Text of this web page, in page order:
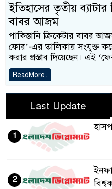
ইতিহাসের তৃতীয় ব্যাটার
বাবর আজম
পাকিস্তানি ক্রিকেটার বাবর
ফোর’-এর তালিকায় সংযুক্ত
করার প্রস্তাব দিয়েছেন। এই
ReadMore..
Last Update
1
2